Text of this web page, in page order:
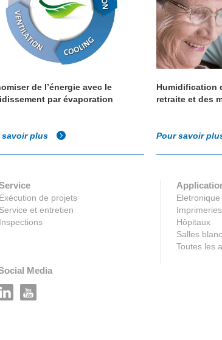
de l’énergie avec le
par évaporation
savoir plus
Humidification
retraite et des
Pour savoir
Exécution de projets
Service et entretien
Inspections
Eletronique
Imprimeries
Hôpitaux
Salles
Toutes les
Media